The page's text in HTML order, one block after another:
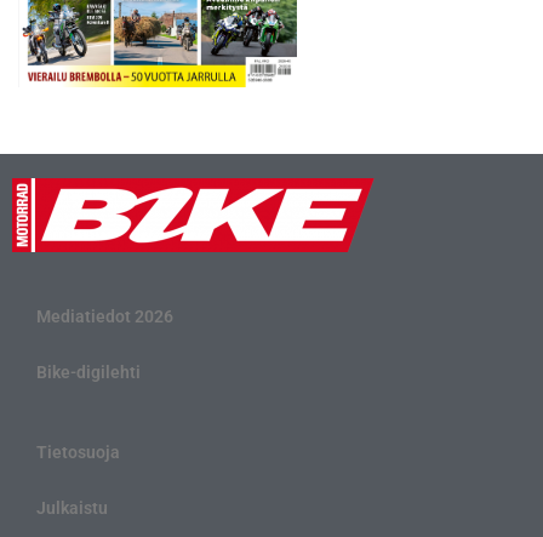
Mediatiedot 2026
Bike-digilehti
Tietosuoja
Julkaistu